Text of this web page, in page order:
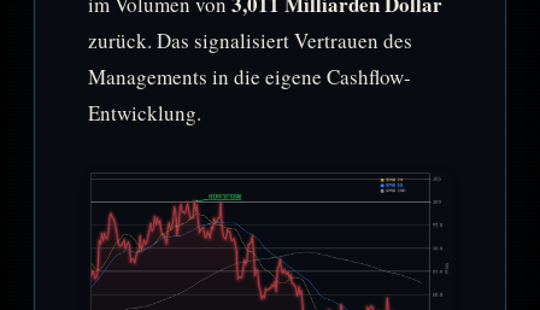
zurück. Das signalisiert Vertrauen des
Managements in die eigene Cashflow-
Entwicklung.